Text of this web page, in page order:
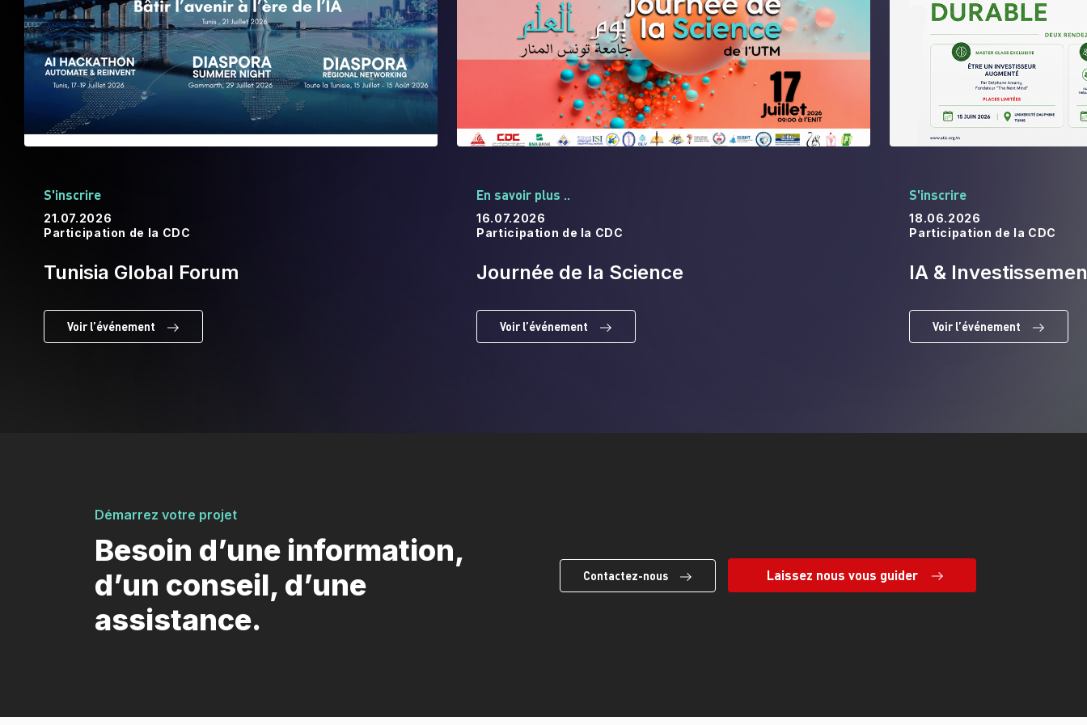
S'inscrire
21.07.2026
Participation de la CDC
Tunisia Global Forum
Voir l’événement
En savoir plus ..
16.07.2026
Participation de la CDC
Journée de la Science
Voir l’événement
S'inscrire
18.06.2026
Participation de la CDC
IA &
Voir l’événement
Démarrez votre projet
Besoin d’une information,
d’un conseil, d’une
assistance.
Contactez-nous Laissez nous vous guider